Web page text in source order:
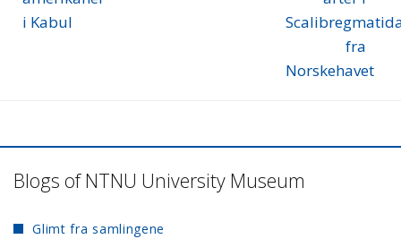
i Kabul
fra
Norskehavet
Blogs of NTNU University Museum
Glimt fra samlingene